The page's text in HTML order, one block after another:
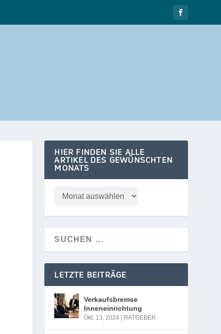
HIER FINDEN SIE ALLE
ARTIKEL DES GEWÜNSCHTEN
MONATS
LETZTE BEITRÄGE
Verkaufsbremse
Inneneinrichtung
Okt. 13, 2024 RATGEBER